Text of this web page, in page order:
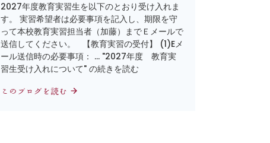
2027年度教育実習生を以下のとおり受け入れま
す。 実習希望者は必要事項を記入し、期限を守
って本校教育実習担当者（加藤）までＥメールで
送信してください。 【教育実習の受付】 (1)Eメ
ール送信時の必要事項： … "2027年度 教育実
習生受け入れについて" の続きを読む
このブログを読む